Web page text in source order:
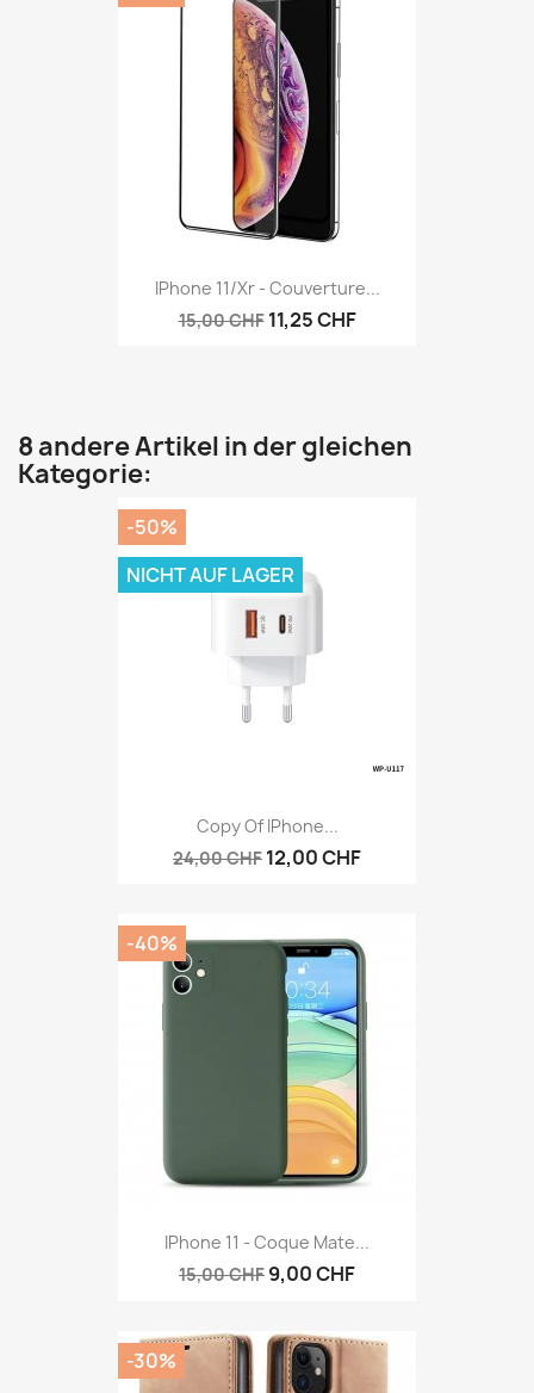
IPhone 11/Xr - Couverture...
15,00 CHF 11,25 CHF
8 andere Artikel in der gleichen
Kategorie:
Copy Of IPhone...
24,00 CHF 12,00 CHF
-50%
NICHT AUF LAGER
IPhone 11 - Coque Mate...
15,00 CHF 9,00 CHF
-40%
-30%